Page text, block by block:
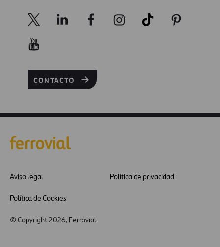
CONTACTO
Aviso legal Política de privacidad
Política de Cookies
© Copyright 2026, Ferrovial